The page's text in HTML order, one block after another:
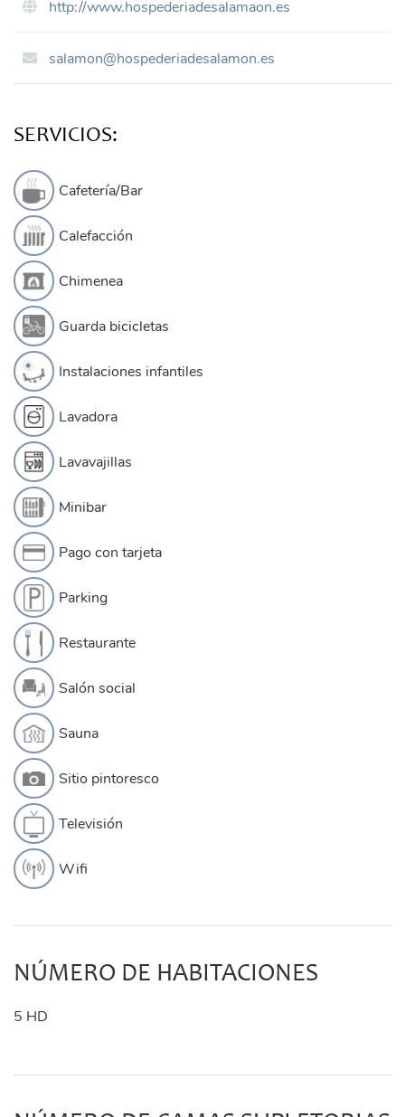
http://www.hospederiadesalamaon.es
salamon@hospederiadesalamon.es
SERVICIOS:
Cafetería/Bar
Calefacción
Chimenea
Guarda bicicletas
Instalaciones infantiles
Lavadora
Lavavajillas
Minibar
Pago con tarjeta
Parking
Restaurante
Salón social
Sauna
Sitio pintoresco
Televisión
Wifi
NÚMERO DE HABITACIONES
5 HD